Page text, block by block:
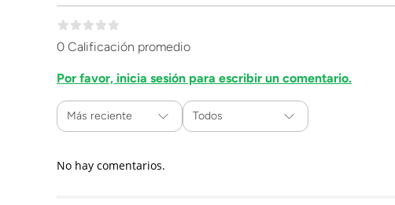
0 Calificación promedio
Por favor, inicia sesión para escribir un comentario.
Más reciente Todos
No hay comentarios.